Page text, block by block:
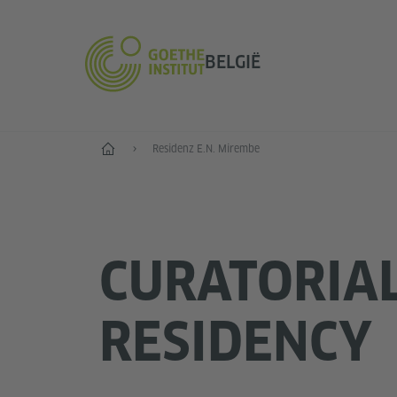
BELGIË
Home Residenz E.N. Mirembe
RESIDENCY